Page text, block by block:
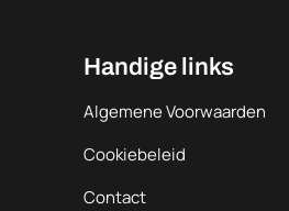
Handige links
Algemene Voorwaarden
Cookiebeleid
Contact